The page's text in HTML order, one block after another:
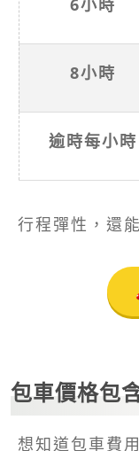
6小時
8小時
逾時每小時
行程彈性，還
包車價格包
想知道包車費